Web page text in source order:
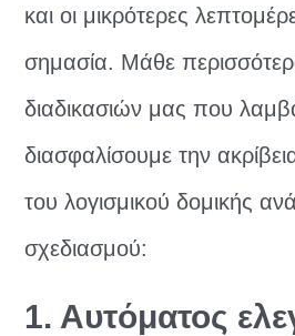
και οι μικρότερες
σημασία. Μάθε
διαδικασιών μας που
διασφαλίσουμε την
του λογισμικού δομικής
σχεδιασμού:
1. Αυτόματος